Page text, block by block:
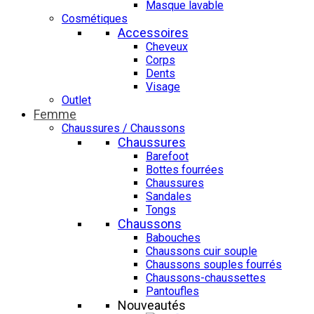
Masque lavable
Cosmétiques
Accessoires
Cheveux
Corps
Dents
Visage
Outlet
Femme
Chaussures / Chaussons
Chaussures
Barefoot
Bottes fourrées
Chaussures
Sandales
Tongs
Chaussons
Babouches
Chaussons cuir souple
Chaussons souples fourrés
Chaussons-chaussettes
Pantoufles
Nouveautés